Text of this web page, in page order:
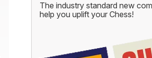
The industry standard new
help you uplift your Chess!